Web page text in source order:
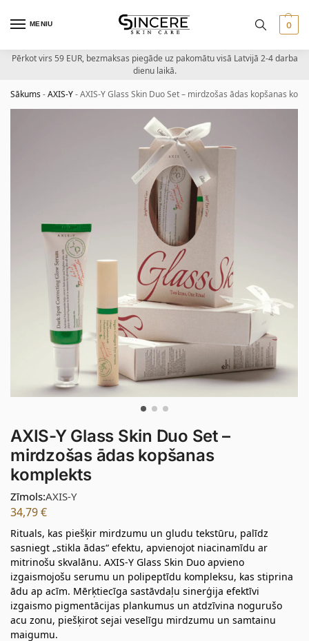
MENIU 0
Pērkot virs 59 EUR, bezmaksas piegāde uz pakomātu visā Latvijā 2-4 darba
dienu laikā.
Sākums-AXIS-Y-AXIS-Y Glass Skin Duo Set – mirdzošas ādas kopšanas
AXIS-Y Glass Skin Duo Set –
mirdzošas ādas kopšanas
komplekts
Zīmols:AXIS-Y
34,79€
Rituals, kas piešķir mirdzumu un gludu tekstūru, palīdz
sasniegt „stikla ādas“ efektu, apvienojot niacinamīdu ar
mitrinošu skvalānu. AXIS-Y Glass Skin Duo apvieno
izgaismojošu serumu un polipeptīdu kompleksu, kas stiprina
ādu ap acīm. Mērķtiecīga sastāvdaļu sinerģija efektīvi
izgaismo pigmentācijas plankumus un atdzīvina nogurušo
acu zonu, piešķirot sejai veselīgu mirdzumu un samtainu
maigumu.